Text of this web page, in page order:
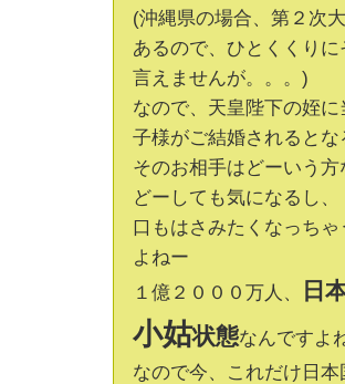
(沖縄県の場合、第２次
あるので、ひとくくりに
言えませんが。。。)
なので、天皇陛下の姪に
子様がご結婚されるとな
そのお相手はどーいう方
どーしても気になるし、
口もはさみたくなっちゃ
よねー
１億２０００万人、
日
小姑状態なんですよ
なので今、これだけ日本